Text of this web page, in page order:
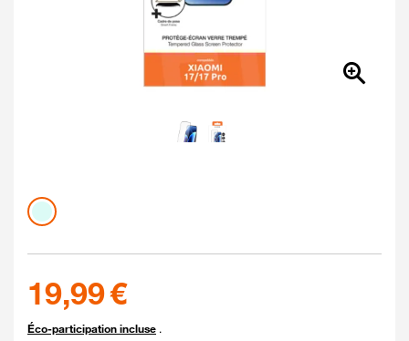
Couleur
Coloris disponibles
cristal
19,99 €
Éco-participation incluse .